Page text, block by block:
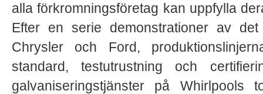
alla förkromningsföretag kan uppfylla
Efter en serie demonstrationer av
Chrysler och Ford,
standard, testutrustning och
galvaniseringstjänster på Whirlpools